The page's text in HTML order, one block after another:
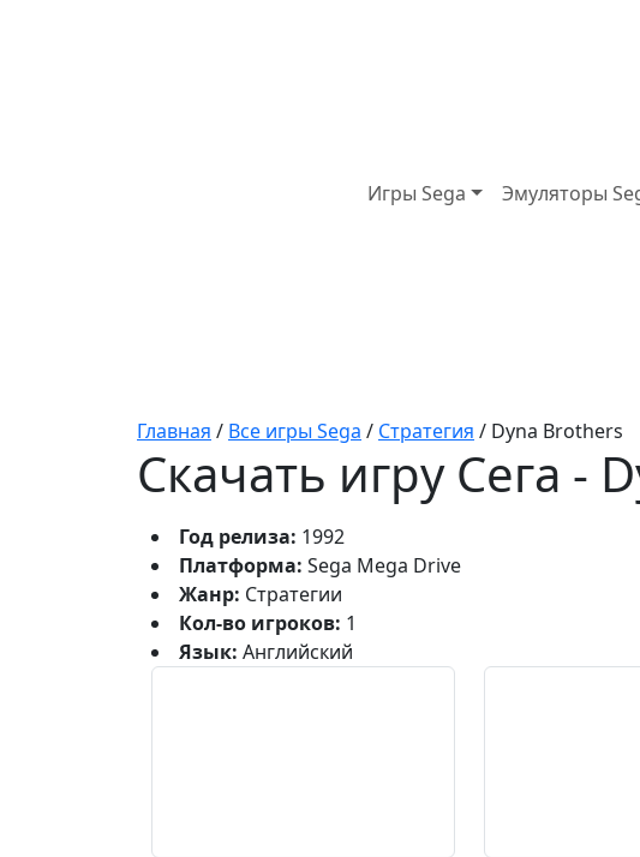
Игры Sega Эмуляторы
Главная / Все игры Sega / Стратегия / Dyna Brothers
Скачать игру Сега -
Год релиза: 1992
Платформа: Sega Mega Drive
Жанр: Стратегии
Кол-во игроков: 1
Язык: Английский